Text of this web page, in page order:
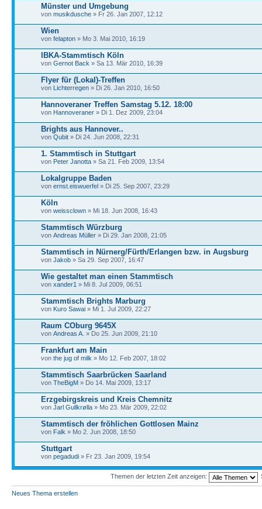
Münster und Umgebung
von musikdusche » Fr 26. Jan 2007, 12:12
Wien
von felapton » Mo 3. Mai 2010, 16:19
IBKA-Stammtisch Köln
von Gernot Back » Sa 13. Mär 2010, 16:39
Flyer für (Lokal)-Treffen
von Lichterregen » Di 26. Jan 2010, 16:50
Hannoveraner Treffen Samstag 5.12. 18:00
von Hannoveraner » Di 1. Dez 2009, 23:04
Brights aus Hannover..
von Qubit » Di 24. Jun 2008, 22:31
1. Stammtisch in Stuttgart
von Peter Janotta » Sa 21. Feb 2009, 13:54
Lokalgruppe Baden
von ernst.eiswuerfel » Di 25. Sep 2007, 23:29
Köln
von weissclown » Mi 18. Jun 2008, 16:43
Stammtisch Würzburg
von Andreas Müller » Di 29. Jan 2008, 21:05
Stammtisch in Nürnerg/Fürth/Erlangen bzw. in Augsburg
von Jakob » Sa 29. Sep 2007, 16:47
Wie gestaltet man einen Stammtisch
von xander1 » Mi 8. Jul 2009, 06:51
Stammtisch Brights Marburg
von Kuro Sawai » Mi 1. Jul 2009, 22:27
Raum COburg 9645X
von Andreas A. » Do 25. Jun 2009, 21:10
Frankfurt am Main
von the jug of milk » Mo 12. Feb 2007, 18:02
Stammtisch Saarbrücken Saarland
von TheBigM » Do 14. Mai 2009, 13:17
Erzgebirgskreis und Kreis Chemnitz
von Jarl Gullkrølla » Mo 23. Mär 2009, 22:02
Stammtisch der fröhlichen Gottlosen Mainz
von Falk » Mo 2. Jun 2008, 18:50
Stuttgart
von pegadudi » Fr 23. Jan 2009, 19:54
Themen der letzten Zeit anzeigen:
Neues Thema erstellen